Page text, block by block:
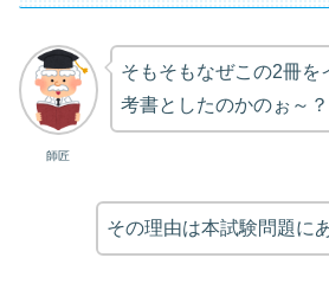
師匠
そもそもなぜこの2冊を
考書としたのかのぉ～？
その理由は本試験問題に